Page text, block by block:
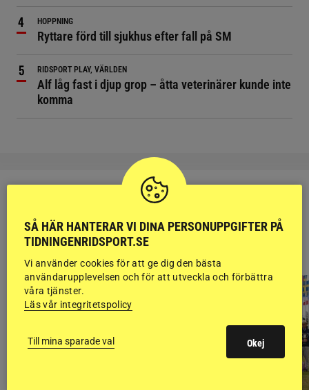
HOPPNING
Ryttare förd till sjukhus efter fall på SM
RIDSPORT PLAY, VÄRLDEN
Alf låg fast i djup grop – åtta veterinärer kunde inte
komma
RIDSPORT
BLOGGAR
SÅ HÄR HANTERAR VI DINA PERSONUPPGIFTER PÅ
TIDNINGENRIDSPORT.SE
Vi använder cookies för att ge dig den bästa
användarupplevelsen och för att utveckla och förbättra
våra tjänster.
Läs vår integritetspolicy
Till mina sparade val Okej